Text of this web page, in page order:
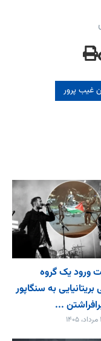
غیب پرور
ورود یک گروه
به سنگاپور
...